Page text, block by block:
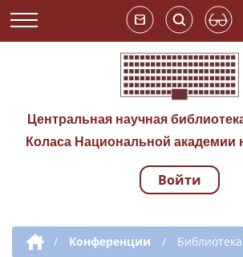
Центральная научная
Коласа Национальной академии
Войти
Дополнительная
/ Конференции /